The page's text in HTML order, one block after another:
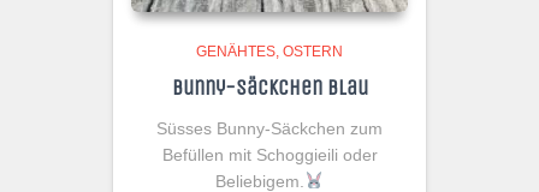
GENÄHTES OSTERN
Bunny-Säckchen Blau
Süsses Bunny-Säckchen zum
Befüllen mit Schoggieili oder
Beliebigem.